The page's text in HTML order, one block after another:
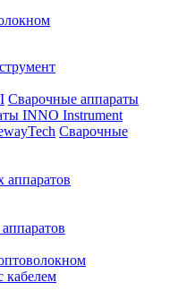
Сварочные аппараты
INNO Instrument
Cварочные
аппаратов
кабелем